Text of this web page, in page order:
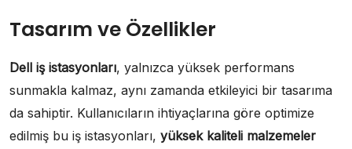
Tasarım ve Özellikler
Dell iş istasyonları, yalnızca yüksek performans
sunmakla kalmaz, aynı zamanda etkileyici bir tasarıma
da sahiptir. Kullanıcıların ihtiyaçlarına göre optimize
edilmiş bu iş istasyonları, yüksek kaliteli malzemeler